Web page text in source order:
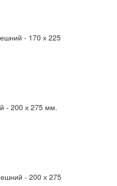
- 170 х 225
- 200 х 275 мм.
- 200 х 275